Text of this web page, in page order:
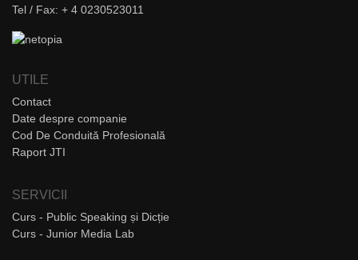
Tel / Fax: + 4 0230523011
UTILE
Contact
Date despre companie
Cod De Conduită Profesională
Raport JTI
SERVICII
Curs - Public Speaking și Dicție
Curs - Junior Media Lab